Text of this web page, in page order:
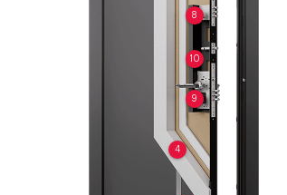
4
8
9
10